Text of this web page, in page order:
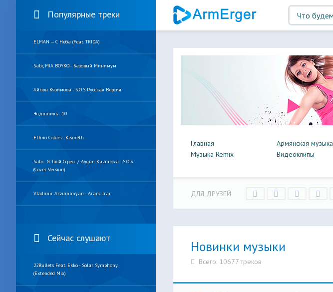
Популярные треки
ELMAN — С Неба (feat. TRIDA)
Sabi, MIA BOYKO - Базовый Минимум
Айгюн Кязимова - S.O.S Русская Версия
Эндшпиль - 10
Ethno Colors - Kismeth
Sabi - Я Твой Стресс / Aygün Kazımova - S.O.S
(Cover Version)
Vladimir Arzumanyan - Aranc Irar
Сейчас слушают
22Bullets Feat. Ekko - Solar Symphony
(Extended Mix)
Главная Армянская музыка
Музыка Remix
Видеоклипы
ДЛЯ ДРУЗЕЙ
Новинки музыки
Всего: 10677 треков